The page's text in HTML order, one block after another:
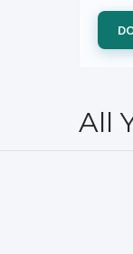
All